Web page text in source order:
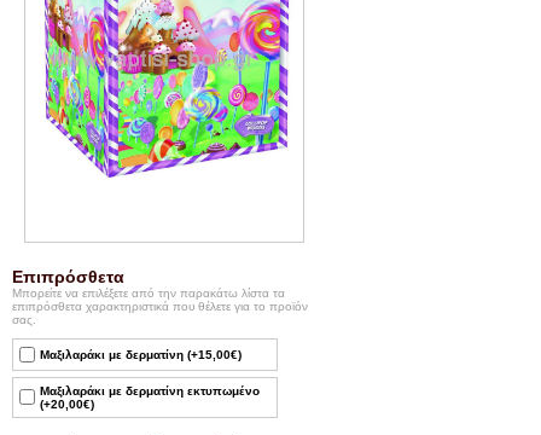
Επιπρόσθετα
Μπορείτε να επιλέξετε από την παρακάτω λίστα τα
επιπρόσθετα χαρακτηριστικά που θέλετε για το προϊόν
σας.
Μαξιλαράκι με δερματίνη (+15,00€)
Μαξιλαράκι με δερματίνη εκτυπωμένο
(+20,00€)